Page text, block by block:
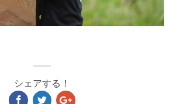
シェアする！